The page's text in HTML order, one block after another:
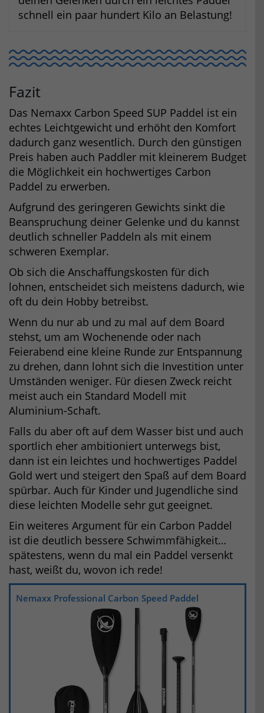
schnell ein paar hundert Kilo an Belastung!
Fazit
Das Nemaxx Carbon Speed SUP Paddel ist ein
echtes Leichtgewicht und erhöht den Komfort
dadurch ganz wesentlich. Durch den günstigen
Preis haben auch Paddler mit kleinerem Budget
die Möglichkeit ein hochwertiges Carbon
Paddel zu erwerben.
Aufgrund des geringeren Gewichts sinkt die
Beanspruchung deiner Gelenke und du kannst
deutlich schneller Paddeln als mit einem
schweren Exemplar.
Ob sich die Anschaffungskosten für dich
lohnen, entscheidet sich meistens dadurch, wie
oft du dein Hobby betreibst.
Wenn du nur ab und zu mal auf dem Board
stehst, um am Wochenende oder nach
Feierabend eine kleine Runde zur Entspannung
zu drehen, dann lohnt sich die Investition unter
Umständen weniger. Für diesen Zweck reicht
meist auch ein Standard Modell mit
Aluminium-Schaft.
Falls du aber oft auf dem Wasser bist und auch
sportlich eher ambitioniert unterwegs bist,
dann ist ein leichtes und hochwertiges Paddel
Gold wert und steigert den Spaß auf dem Board
spürbar. Auch für Kinder und Jugendliche sind
diese leichten Modelle sehr gut geeignet.
Ein weiteres Argument für ein Carbon Paddel
ist die deutlich bessere Schwimmfähigkeit…
spätestens, wenn du mal ein Paddel versenkt
hast, weißt du, wovon ich rede!
Nemaxx Professional Carbon Speed Paddel